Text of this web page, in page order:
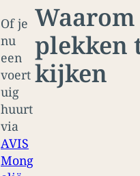
Of je
nu
een
voert
uig
huurt
via
AVIS
Mong
Waarom
plekken
kijken